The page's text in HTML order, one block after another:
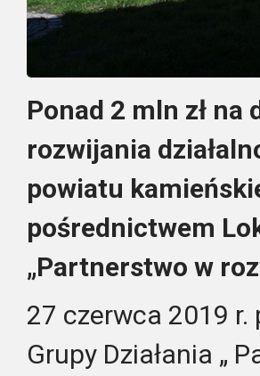
Ponad 2 mln zł
rozwijania
powiatu
pośrednictwem
„Partnerstwo w
27 czerwca 2019
Grupy Działania „